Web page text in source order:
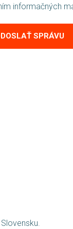
informačných
SPRÁVU